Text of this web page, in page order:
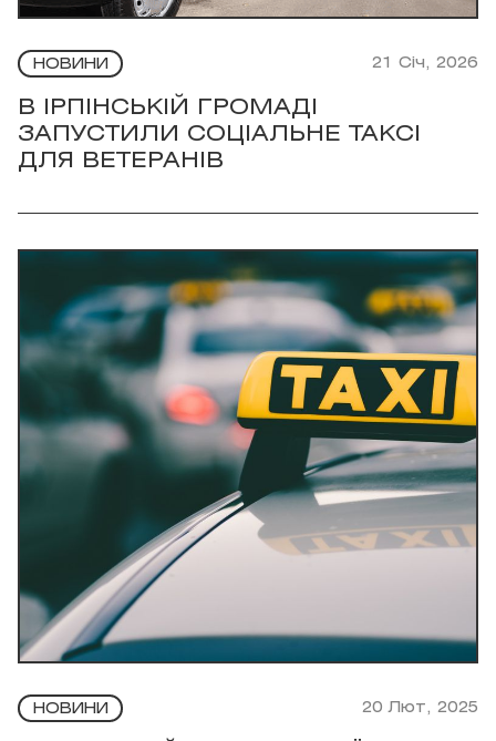
НОВИНИ 21 Січ, 2026
В ІРПІНСЬКІЙ ГРОМАДІ
ЗАПУСТИЛИ СОЦІАЛЬНЕ ТАКСІ
ДЛЯ ВЕТЕРАНІВ
НОВИНИ 20 Лют, 2025